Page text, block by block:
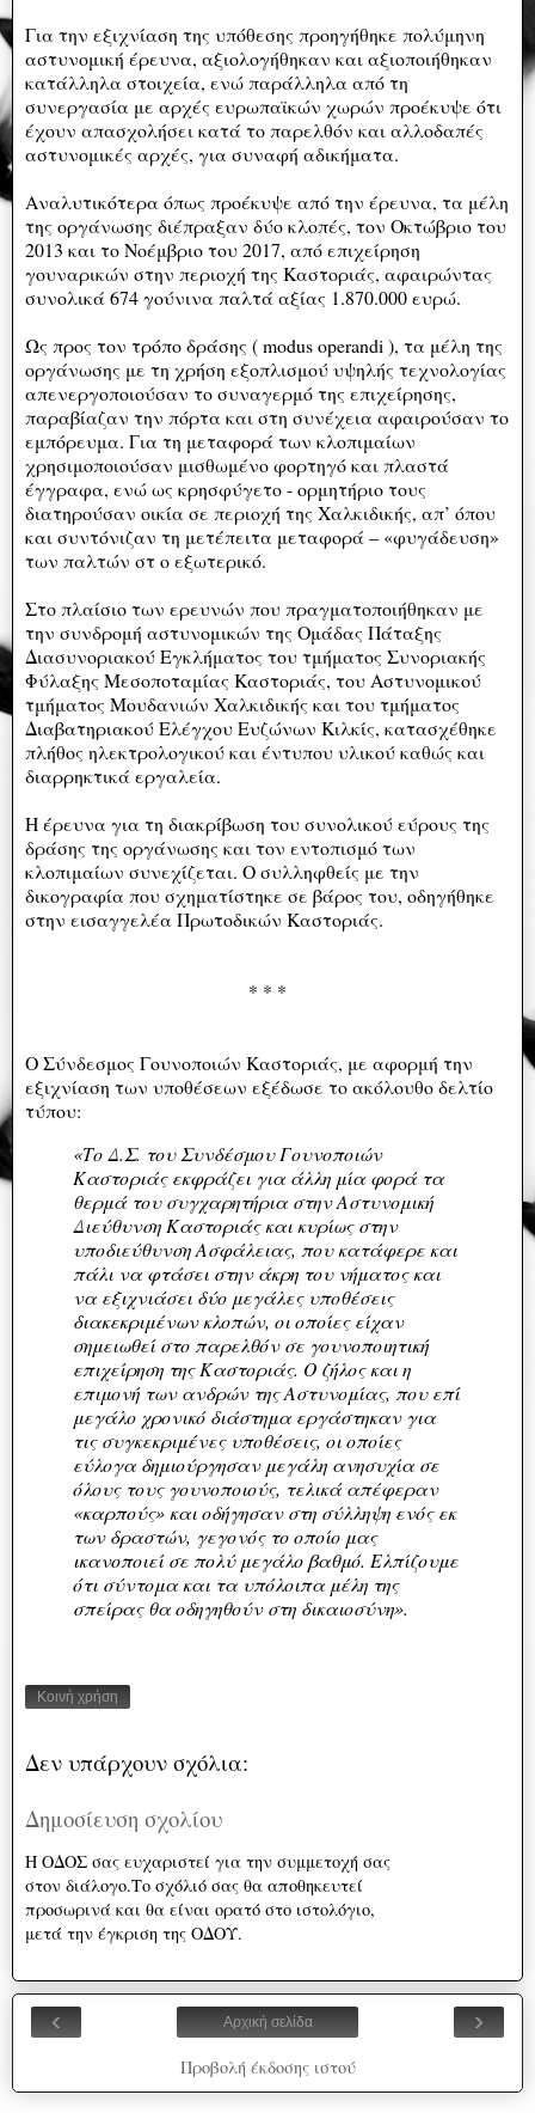
Για την εξιχνίαση της υπόθεσης προηγήθηκε πολύμηνη
αστυνομική έρευνα, αξιολογήθηκαν και αξιοποιήθηκαν
κατάλληλα στοιχεία, ενώ παράλληλα από τη
συνεργασία με αρχές ευρωπαϊκών χωρών προέκυψε ότι
έχουν απασχολήσει κατά το παρελθόν και αλλοδαπές
αστυνομικές αρχές, για συναφή αδικήματα.
Αναλυτικότερα όπως προέκυψε από την έρευνα, τα μέλη
της οργάνωσης διέπραξαν δύο κλοπές, τον Οκτώβριο του
2013 και το Νοέμβριο του 2017, από επιχείρηση
γουναρικών στην περιοχή της Καστοριάς, αφαιρώντας
συνολικά 674 γούνινα παλτά αξίας 1.870.000 ευρώ.
Ως προς τον τρόπο δράσης ( modus operandi ), τα μέλη της
οργάνωσης με τη χρήση εξοπλισμού υψηλής τεχνολογίας
απενεργοποιούσαν το συναγερμό της επιχείρησης,
παραβίαζαν την πόρτα και στη συνέχεια αφαιρούσαν το
εμπόρευμα. Για τη μεταφορά των κλοπιμαίων
χρησιμοποιούσαν μισθωμένο φορτηγό και πλαστά
έγγραφα, ενώ ως κρησφύγετο - ορμητήριο τους
διατηρούσαν οικία σε περιοχή της Χαλκιδικής, απ’ όπου
και συντόνιζαν τη μετέπειτα μεταφορά – «φυγάδευση»
των παλτών στ o εξωτερικό.
Στο πλαίσιο των ερευνών που πραγματοποιήθηκαν με
την συνδρομή αστυνομικών της Ομάδας Πάταξης
Διασυνοριακού Εγκλήματος του τμήματος Συνοριακής
Φύλαξης Μεσοποταμίας Καστοριάς, του Αστυνομικού
τμήματος Μουδανιών Χαλκιδικής και του τμήματος
Διαβατηριακού Ελέγχου Ευζώνων Κιλκίς, κατασχέθηκε
πλήθος ηλεκτρολογικού και έντυπου υλικού καθώς και
διαρρηκτικά εργαλεία.
Η έρευνα για τη διακρίβωση του συνολικού εύρους της
δράσης της οργάνωσης και τον εντοπισμό των
κλοπιμαίων συνεχίζεται. Ο συλληφθείς με την
δικογραφία που σχηματίστηκε σε βάρος του, οδηγήθηκε
στην εισαγγελέα Πρωτοδικών Καστοριάς.
* * *
Ο Σύνδεσμος Γουνοποιών Καστοριάς, με αφορμή την
εξιχνίαση των υποθέσεων εξέδωσε το ακόλουθο δελτίο
τύπου:
«Το Δ.Σ. του Συνδέσμου Γουνοποιών
Καστοριάς εκφράζει για άλλη μία φορά τα
θερμά του συγχαρητήρια στην Αστυνομική
Διεύθυνση Καστοριάς και κυρίως στην
υποδιεύθυνση Ασφάλειας, που κατάφερε και
πάλι να φτάσει στην άκρη του νήματος και
να εξιχνιάσει δύο μεγάλες υποθέσεις
διακεκριμένων κλοπών, οι οποίες είχαν
σημειωθεί στο παρελθόν σε γουνοποιητική
επιχείρηση της Καστοριάς. Ο ζήλος και η
επιμονή των ανδρών της Αστυνομίας, που επί
μεγάλο χρονικό διάστημα εργάστηκαν για
τις συγκεκριμένες υποθέσεις, οι οποίες
εύλογα δημιούργησαν μεγάλη ανησυχία σε
όλους τους γουνοποιούς, τελικά απέφεραν
«καρπούς» και οδήγησαν στη σύλληψη ενός εκ
των δραστών, γεγονός το οποίο μας
ικανοποιεί σε πολύ μεγάλο βαθμό. Ελπίζουμε
ότι σύντομα και τα υπόλοιπα μέλη της
σπείρας θα οδηγηθούν στη δικαιοσύνη».
Κοινή χρήση
Δεν υπάρχουν σχόλια:
Δημοσίευση σχολίου
Η ΟΔΟΣ σας ευχαριστεί για την συμμετοχή σας
στον διάλογο.Το σχόλιό σας θα αποθηκευτεί
προσωρινά και θα είναι ορατό στο ιστολόγιο,
μετά την έγκριση της ΟΔΟΥ.
‹ ›
Αρχική σελίδα
Προβολή έκδοσης ιστού